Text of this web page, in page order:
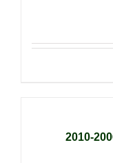
الموقف الروسي تجاه حركة حماس 2006-2010